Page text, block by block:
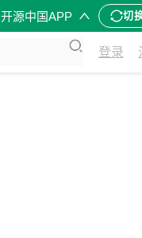
开源中国APP 切
登录